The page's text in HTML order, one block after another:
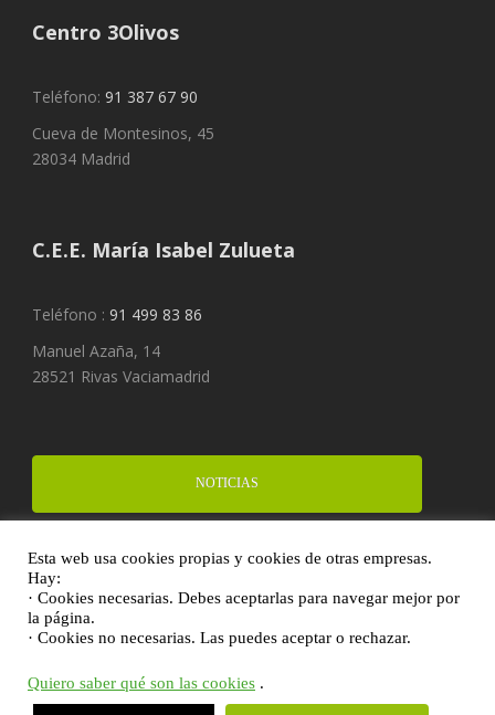
Centro 3Olivos
Teléfono: 91 387 67 90
Cueva de Montesinos, 45
28034 Madrid
C.E.E. María Isabel Zulueta
Teléfono : 91 499 83 86
Manuel Azaña, 14
28521 Rivas Vaciamadrid
NOTICIAS
FINANCIA UN PROYECTO
DONA
Esta web usa cookies propias y cookies de otras empresas.
Hay:
· Cookies necesarias. Debes aceptarlas para navegar mejor por
la página.
· Cookies no necesarias. Las puedes aceptar o rechazar.
Quiero saber qué son las cookies .